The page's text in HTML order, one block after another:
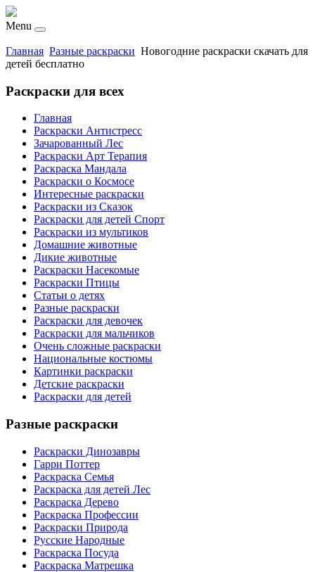
Menu
Главная Разные раскраски Новогодние раскраски скачать для
детей бесплатно
Раскраски для всех
Главная
Раскраски Антистресс
Зачарованный Лес
Раскраски Арт Терапия
Раскраска Мандала
Раскраски о Космосе
Интересные раскраски
Раскраски из Сказок
Раскраски для детей Спорт
Раскраски из мультиков
Домашние животные
Дикие животные
Раскраски Насекомые
Раскраски Птицы
Статьи о детях
Разные раскраски
Раскраски для девочек
Раскраски для мальчиков
Очень сложные раскраски
Национальные костюмы
Картинки раскраски
Детские раскраски
Раскраски для детей
Разные раскраски
Раскраски Динозавры
Гарри Поттер
Раскраска Семья
Раскраска для детей Лес
Раскраска Дерево
Раскраска Профессии
Раскраски Природа
Русские Народные
Раскраска Посуда
Раскраска Матрешка